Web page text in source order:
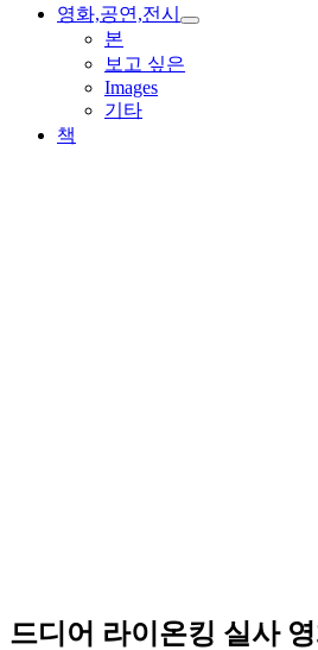
장
영화,공연,전시
하
본
보고 싶은
Images
기타
책
드디어 라이온킹 실사